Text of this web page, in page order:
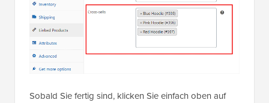
Sobald Sie fertig sind, klicken Sie einfach oben auf